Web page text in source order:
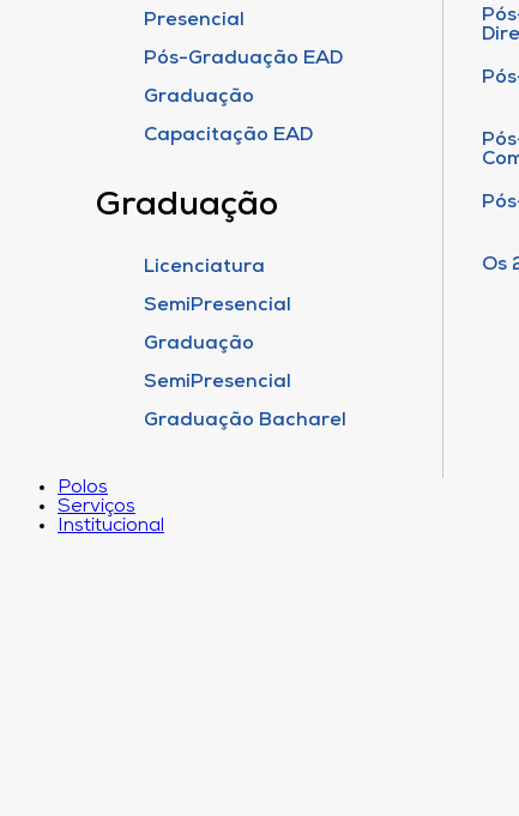
Presencial
Pós-Graduação EAD
Graduação
Capacitação EAD
Graduação
Licenciatura
SemiPresencial
Graduação
SemiPresencial
Graduação Bacharel
Os
Polos
Serviços
Institucional